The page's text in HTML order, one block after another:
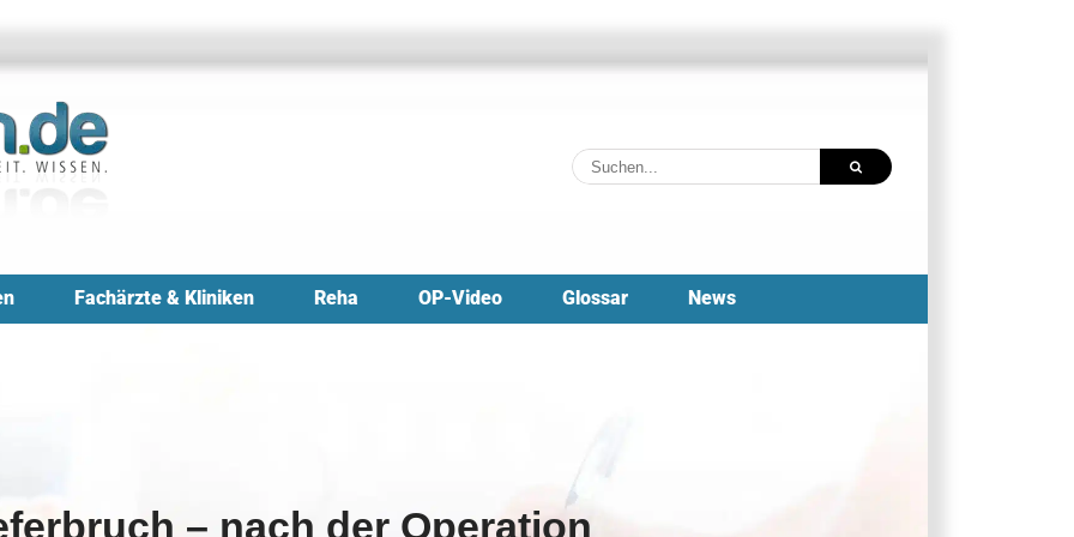
Suche
nach:
Fachärzte & Kliniken Reha OP-Video Glossar News
– nach der Operation